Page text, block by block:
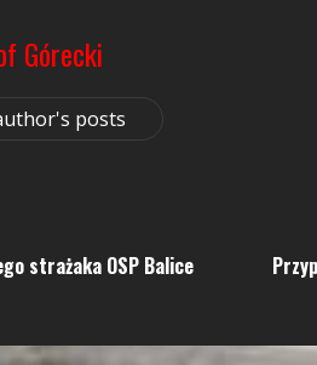
Górecki
posts
strażaka OSP Balice